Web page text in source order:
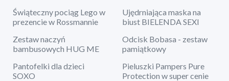
Świąteczny pociąg Lego w
prezencie w Rossmannie
Ujędrniająca maska na
biust BIELENDA SEXI
Zestaw naczyń
bambusowych HUG ME
Odcisk Bobasa - zestaw
pamiątkowy
Pantofelki dla dzieci
SOXO
Pieluszki Pampers Pure
Protection w super cenie